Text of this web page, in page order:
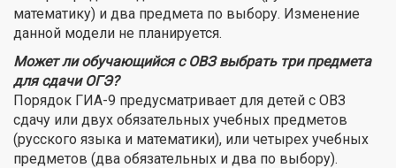
математику) и два предмета по выбору. Изменение
данной модели не планируется.
Может ли обучающийся с ОВЗ выбрать три предмета
для сдачи ОГЭ?
Порядок ГИА-9 предусматривает для детей с ОВЗ
сдачу или двух обязательных учебных предметов
(русского языка и математики), или четырех учебных
предметов (два обязательных и два по выбору).